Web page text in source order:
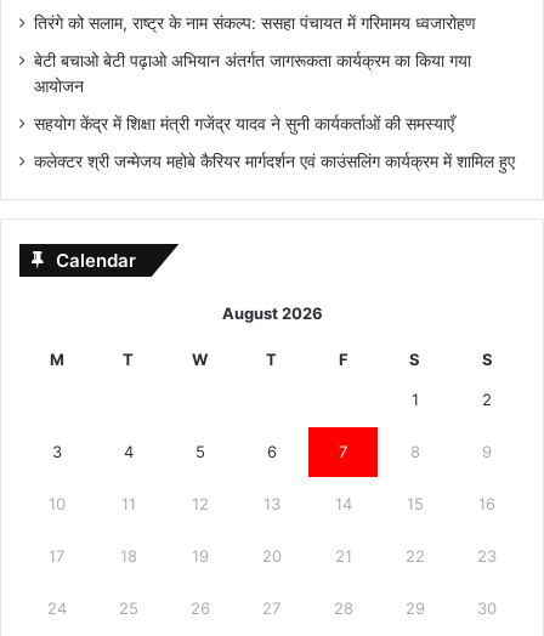
तिरंगे को सलाम, राष्ट्र के नाम संकल्प: ससहा पंचायत में गरिमामय ध्वजारोहण
बेटी बचाओ बेटी पढ़ाओ अभियान अंतर्गत जागरूकता कार्यक्रम का किया गया
आयोजन
सहयोग केंद्र में शिक्षा मंत्री गजेंद्र यादव ने सुनी कार्यकर्ताओं की समस्याएँ
कलेक्टर श्री जन्मेजय महोबे कैरियर मार्गदर्शन एवं काउंसलिंग कार्यक्रम में शामिल हुए
Calendar
August 2026
M T W T F S S
1 2
3 4 5 6 7 8 9
10 11 12 13 14 15 16
17 18 19 20 21 22 23
24 25 26 27 28 29 30